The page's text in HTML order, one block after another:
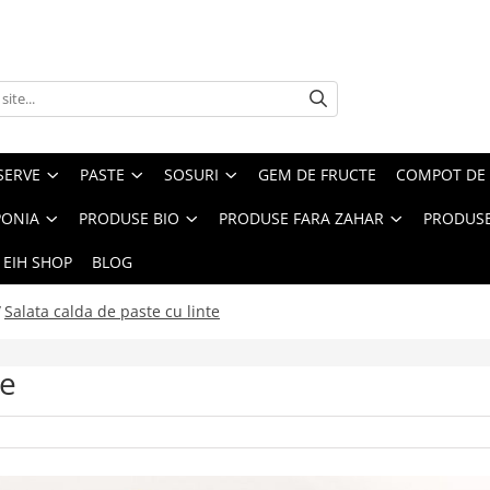
PASTE SOSURI GEM DE FRUCTE COMPOT DE
PRODUSE BIO PRODUSE FARA ZAHAR
SHOP BLOG
Salata calda de paste cu linte